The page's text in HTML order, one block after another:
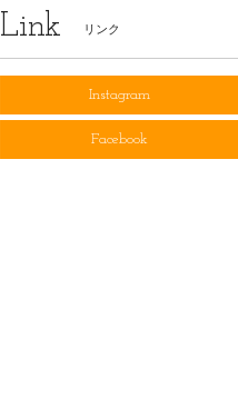
Link リンク
Instagram
Facebook